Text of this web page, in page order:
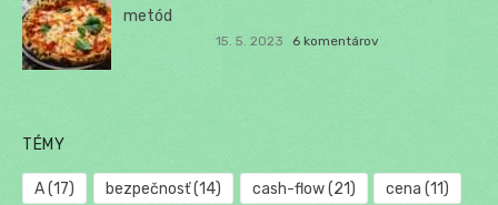
metód
15. 5. 2023 6 komentárov
TÉMY
A(17) bezpečnosť(14) cash-flow(21) cena (11)